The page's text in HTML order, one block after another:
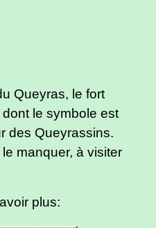
Queyras, le fort
le symbole est
des Queyrassins.
manquer, à visiter
plus: